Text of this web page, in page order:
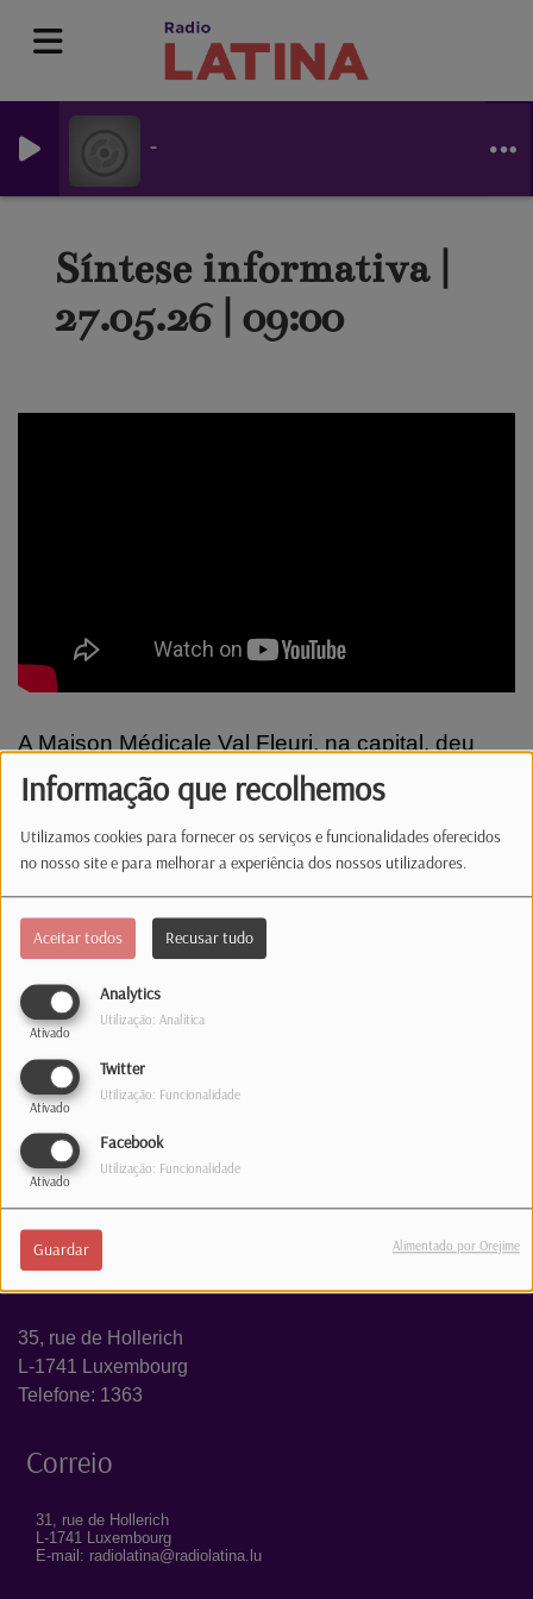
Informação que recolhemos
Utilizamos cookies para fornecer os serviços e funcionalidades oferecidos
no nosso site e para melhorar a experiência dos nossos utilizadores.
Aceitar todos Recusar tudo
Analytics
Ativado
Utilização: Analítica
Twitter
Ativado
Utilização: Funcionalidade
Facebook
Ativado
Utilização: Funcionalidade
Guardar Alimentado por Orejime
-
Síntese informativa |
27.05.26 | 09:00
A Maison Médicale Val Fleuri, na capital, deu
15.800 consultas presenciais em 2025. E há um
novo site para procurar emprego no
Luxemburgo e Grande Região.
Comentários(0)
Estúdio
35, rue de Hollerich
L-1741 Luxembourg
Telefone: 1363
Correio
31, rue de Hollerich
L-1741 Luxembourg
E-mail: radiolatina@radiolatina.lu